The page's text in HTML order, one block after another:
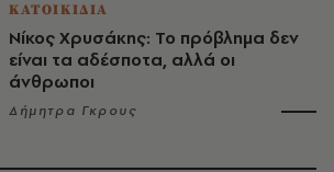
ΚΑΤΟΙΚΙΔΙΑ
Νίκος Χρυσάκης: Το πρόβλημα δεν
είναι τα αδέσποτα, αλλά οι
άνθρωποι
Δήμητρα Γκρους